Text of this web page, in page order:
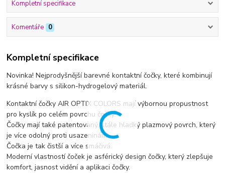
Kompletní specifikace
Komentáře 0
Kompletní specifikace
Novinka! Nejprodyšnější barevné kontaktní čočky, které kombinují
krásné barvy s silikon-hydrogelový materiál.
Kontaktní čočky AIR OPTIX COLORS mají výbornou propustnost
pro kyslík po celém povrchu čočky.
Čočky mají také patentovaný, stále hladký plazmový povrch, který
je více odolný proti usazeninám.
Čočka je tak čistší a více smáčivá.
Moderní vlastností čoček je asférický design čočky, který zlepšuje
komfort, jasnost vidění a aplikaci čočky.